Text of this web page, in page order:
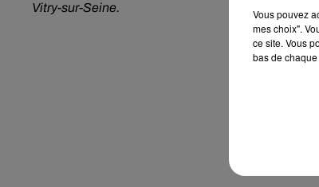
Vitry-sur-Seine.
Vous pouvez
mes choix".
ce site. Vous
bas de